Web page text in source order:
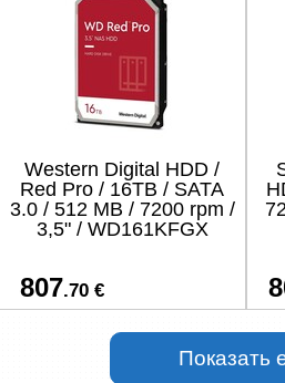
Western Digital HDD /
Red Pro / 16TB / SATA
3.0 / 512 MB / 7200 rpm /
3,5" / WD161KFGX
807.70 €